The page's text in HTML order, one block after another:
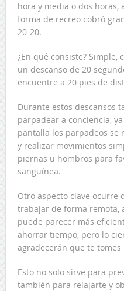
hora y media o dos
forma de recreo cobró
20-20.
¿En qué consiste?
un descanso de 20
encuentre a 20 pies de
Durante estos descansos
parpadear a conciencia,
pantalla los parpadeos se
y realizar movimientos
piernas u hombros para
sanguínea.
Otro aspecto clave ocurre
trabajar de forma remota,
puede parecer más
ahorrar tiempo, pero lo
agradecerán que te tomes
Esto no solo sirve para
también para relajarte y